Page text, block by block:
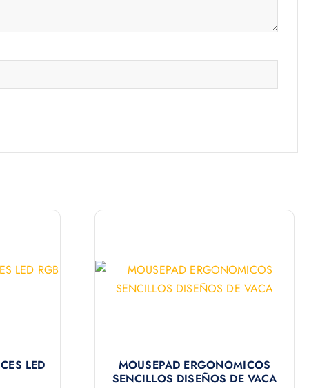
LED
MOUSEPAD ERGONOMICOS
SENCILLOS DISEÑOS DE VACA